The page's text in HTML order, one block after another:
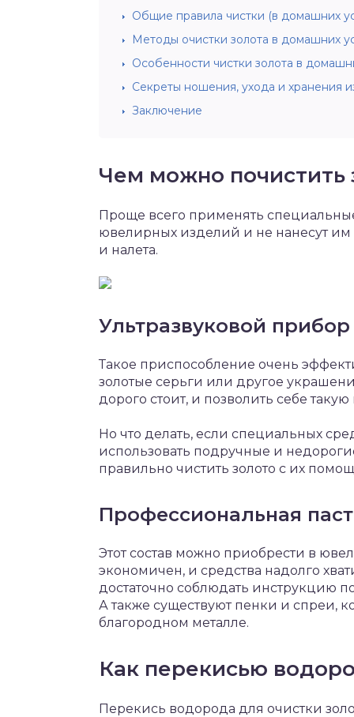
Общие правила чистки (в домашних
Методы очистки золота в домашних
Особенности чистки золота в
Секреты ношения, ухода и хранения
Заключение
Чем можно почистить
Проще всего применять
ювелирных изделий и не нанесут им
и налета.
Ультразвуковой прибор
Такое приспособление очень
золотые серьги или другое
дорого стоит, и позволить себе
Но что делать, если специальных
использовать подручные и
правильно чистить золото с их
Профессиональная
Этот состав можно приобрести в
экономичен, и средства надолго
достаточно соблюдать инструкцию
А также существуют пенки и спреи,
благородном металле.
Как перекисью
Перекись водорода для очистки